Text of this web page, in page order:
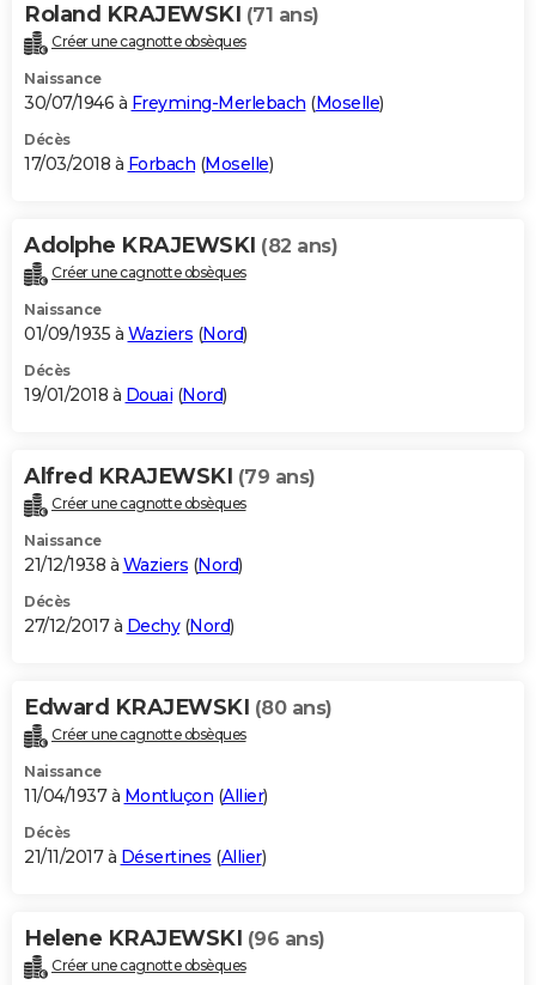
Roland KRAJEWSKI (71 ans)
Créer une cagnotte obsèques
Naissance
30/07/1946 à Freyming-Merlebach (Moselle)
Décès
17/03/2018 à Forbach (Moselle)
Adolphe KRAJEWSKI (82 ans)
Créer une cagnotte obsèques
Naissance
01/09/1935 à Waziers (Nord)
Décès
19/01/2018 à Douai (Nord)
Alfred KRAJEWSKI (79 ans)
Créer une cagnotte obsèques
Naissance
21/12/1938 à Waziers (Nord)
Décès
27/12/2017 à Dechy(Nord)
Edward KRAJEWSKI (80 ans)
Créer une cagnotte obsèques
Naissance
11/04/1937 à Montluçon (Allier)
Décès
21/11/2017 à Désertines (Allier)
Helene KRAJEWSKI (96 ans)
Créer une cagnotte obsèques